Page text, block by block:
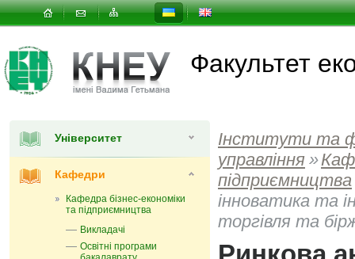
Факультет
Університет
Кафедри
Кафедра бізнес-економіки
та підприємництва
Викладачі
Освітні програми
Інститути та
управлiння »
підприємництва
інноватика та
торгівля та